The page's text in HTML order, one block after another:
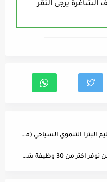
الشاغرة يرجى النقر
إعلان توظيف صادر عن سلطة اقليم البترا التنموي السياحي (مراقب عمال)
تعلن مجموعة صبحي ابو غلوس عن توفر اكثر من 30 وظيفة شاغرة لديها على النحو التالي